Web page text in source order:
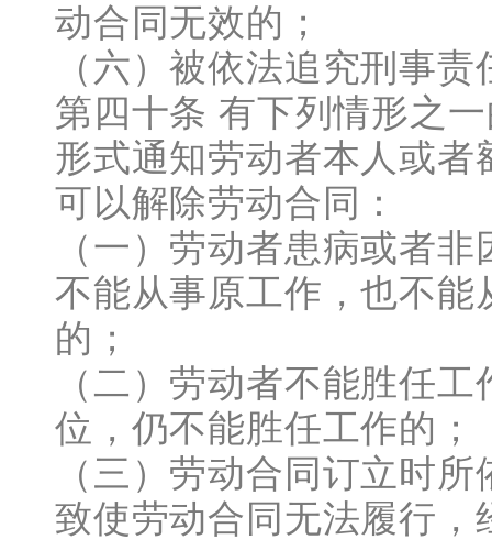
动合同无效的；
（六）被依法追究刑事责
第四十条 有下列情形之
形式通知劳动者本人或
可以解除劳动合同：
（一）劳动者患病或者
不能从事原工作，也不
的；
（二）劳动者不能胜任
位，仍不能胜任工作的；
（三）劳动合同订立时
致使劳动合同无法履行